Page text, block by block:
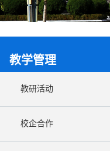
教学管理
教研活动
校企合作